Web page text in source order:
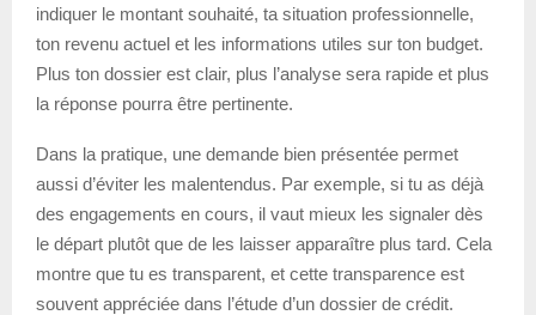
indiquer le montant souhaité, ta situation professionnelle,
ton revenu actuel et les informations utiles sur ton budget.
Plus ton dossier est clair, plus l’analyse sera rapide et plus
la réponse pourra être pertinente.
Dans la pratique, une demande bien présentée permet
aussi d’éviter les malentendus. Par exemple, si tu as déjà
des engagements en cours, il vaut mieux les signaler dès
le départ plutôt que de les laisser apparaître plus tard. Cela
montre que tu es transparent, et cette transparence est
souvent appréciée dans l’étude d’un dossier de crédit.